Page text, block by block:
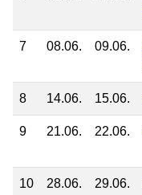
7 08.06. 09.06.
8 14.06. 15.06.
9 21.06. 22.06.
10 28.06. 29.06.